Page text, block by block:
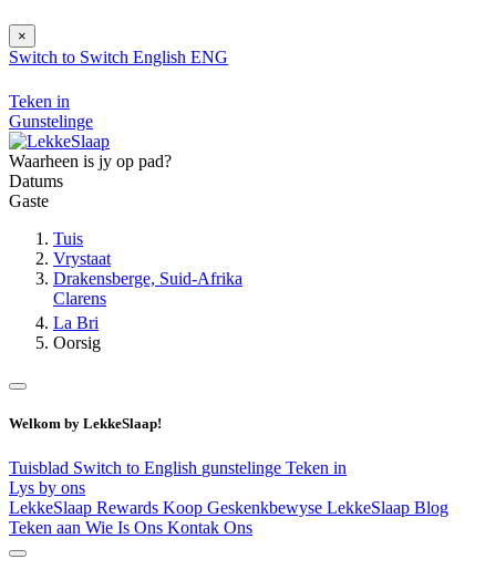
×
Switch to Switch English ENG
Teken in
Gunstelinge
Waarheen is jy op pad?
Datums
Gaste
Tuis
Vrystaat
Drakensberge, Suid-Afrika
Clarens
La Bri
Oorsig
Welkom by LekkeSlaap!
Tuisblad Switch to English gunstelinge Teken in
Lys by ons
LekkeSlaap Rewards Koop Geskenkbewyse LekkeSlaap Blog
Teken aan Wie Is Ons Kontak Ons